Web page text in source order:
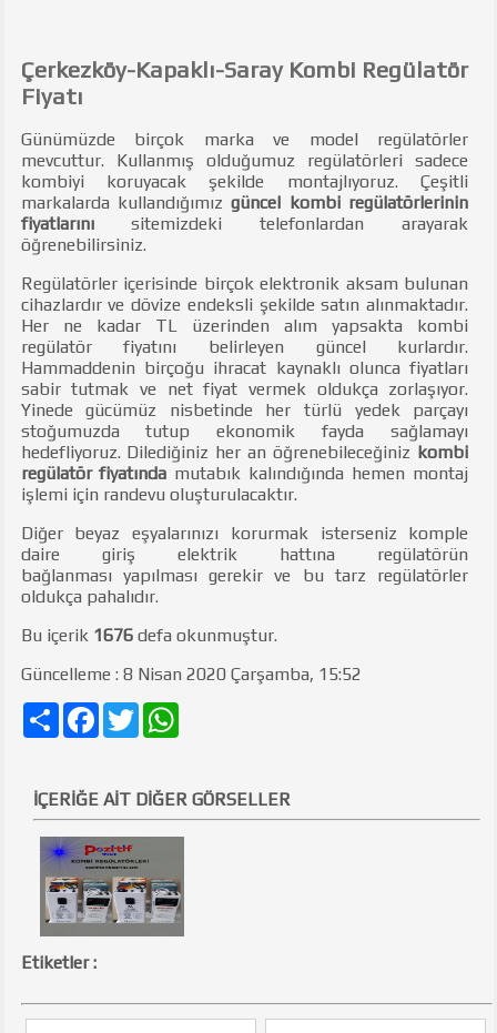
Çerkezköy-Kapaklı-Saray Kombi Regülatör
Fiyatı
Günümüzde birçok marka ve model regülatörler
mevcuttur. Kullanmış olduğumuz regülatörleri sadece
kombiyi koruyacak şekilde montajlıyoruz. Çeşitli
markalarda kullandığımızgüncel kombi regülatörlerinin
fiyatlarınısitemizdeki telefonlardan arayarak
öğrenebilirsiniz.
Regülatörler içerisinde birçok elektronik aksam bulunan
cihazlardır ve dövize endeksli şekilde satın alınmaktadır.
Her ne kadar TL üzerinden alım yapsakta kombi
regülatör fiyatını belirleyen güncel kurlardır.
Hammaddenin birçoğu ihracat kaynaklı olunca fiyatları
sabir tutmak ve net fiyat vermek oldukça zorlaşıyor.
Yinede gücümüz nisbetinde her türlü yedek parçayı
stoğumuzda tutup ekonomik fayda sağlamayı
hedefliyoruz. Dilediğiniz her an öğrenebileceğiniz kombi
regülatör fiyatında mutabık kalındığında hemen montaj
işlemi için randevu oluşturulacaktır.
Diğer beyaz eşyalarınızı korurmak isterseniz komple
daire giriş elektrik hattına regülatörün
bağlanması yapılması gerekir ve bu tarz regülatörler
oldukça pahalıdır.
Bu içerik 1676defa okunmuştur.
Güncelleme : 8 Nisan 2020 Çarşamba, 15:52
ShareFacebook
TwitterWhatsApp
İÇERİĞE AİT DİĞER GÖRSELLER
Etiketler :